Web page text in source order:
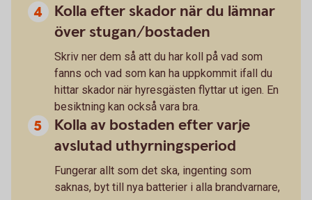
Kolla efter skador när du lämnar
över stugan/bostaden
Skriv ner dem så att du har koll på vad som
fanns och vad som kan ha uppkommit ifall du
hittar skador när hyresgästen flyttar ut igen. En
besiktning kan också vara bra.
Kolla av bostaden efter varje
avslutad uthyrningsperiod
Fungerar allt som det ska, ingenting som
saknas, byt till nya batterier i alla brandvarnare,